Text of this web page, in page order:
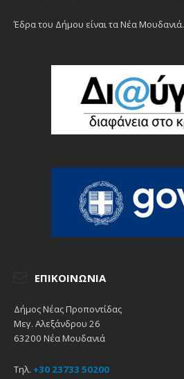
Έδρα του Δήμου είναι τα Νέα Μουδανιά.
ΕΠΙΚΟΙΝΩΝΊΑ
Δήμος Νέας Προποντίδας
Μεγ. Αλεξάνδρου 26
63200 Νέα Μουδανιά
Τηλ. +30 23733 50200